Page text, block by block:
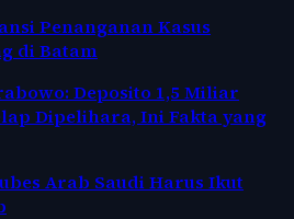
Penanganan Kasus
di Batam
Deposito 1,5 Miliar
Dipelihara, Ini Fakta yang
Arab Saudi Harus Ikut